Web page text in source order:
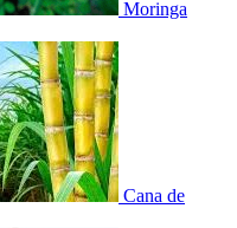
Moringa
Cana de